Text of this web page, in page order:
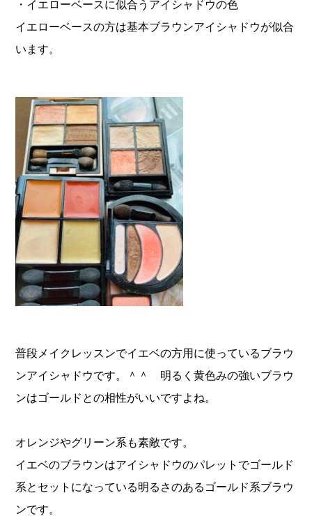
・イエローベースに似合うアイシャドウの色
イエローベースの方は基本ブラウンアイシャドウが似合
います。
普段メイクレッスンでイエベの方用に使っているブラウ
ンアイシャドウです。＾＾ 明るく黄色みの強いブラウ
ンはゴールドとの相性がいいですよね。
オレンジやグリーン系も素敵です。
イエベのブラウンはアイシャドウのパレットでゴールド
系とセットになっている明るさのあるゴールド系ブラウ
ンです。